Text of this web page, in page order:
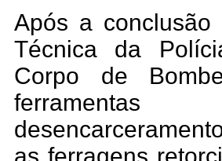
Após a
Técnica da
Corpo de